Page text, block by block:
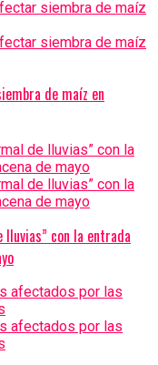
de maíz en
con la entrada